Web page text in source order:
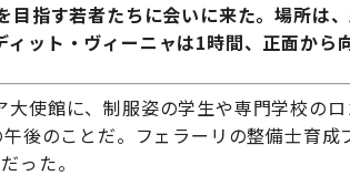
目指す若者たちに会いに来た。場所は
ット・ヴィーニャは1時間、正面から
使館に、制服姿の学生や専門学校の
後のことだ。フェラーリの整備士育
った。